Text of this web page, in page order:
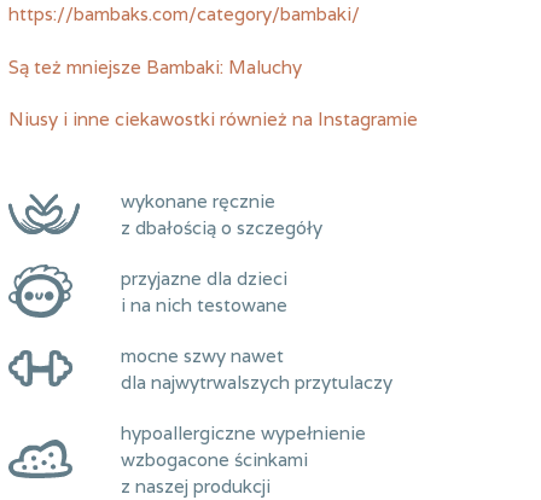
https://bambaks.com/category/bambaki/
Są też mniejsze Bambaki: Maluchy
Niusy i inne ciekawostki również na Instagramie
wykonane ręcznie
z dbałością o szczegóły
przyjazne dla dzieci
i na nich testowane
mocne szwy nawet
dla najwytrwalszych przytulaczy
hypoallergiczne wypełnienie
wzbogacone ścinkami
z naszej produkcji